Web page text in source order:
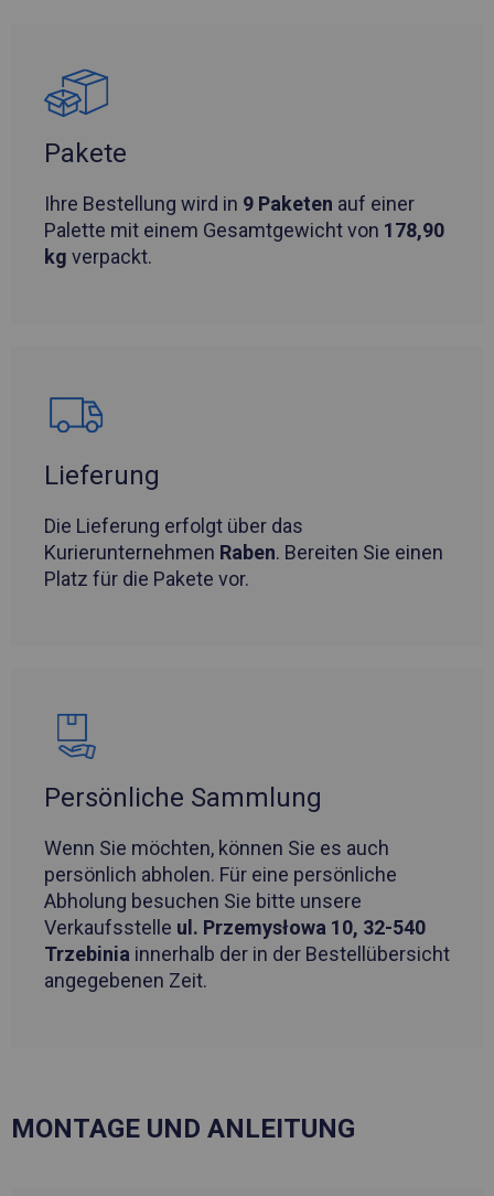
Pakete
Ihre Bestellung wird in 9 Paketen auf einer
Palette mit einem Gesamtgewicht von 178,90
kg verpackt.
Lieferung
Die Lieferung erfolgt über das
Kurierunternehmen Raben. Bereiten Sie einen
Platz für die Pakete vor.
Persönliche Sammlung
Wenn Sie möchten, können Sie es auch
persönlich abholen. Für eine persönliche
Abholung besuchen Sie bitte unsere
Verkaufsstelle ul. Przemysłowa 10, 32-540
Trzebinia innerhalb der in der Bestellübersicht
angegebenen Zeit.
MONTAGE UND ANLEITUNG